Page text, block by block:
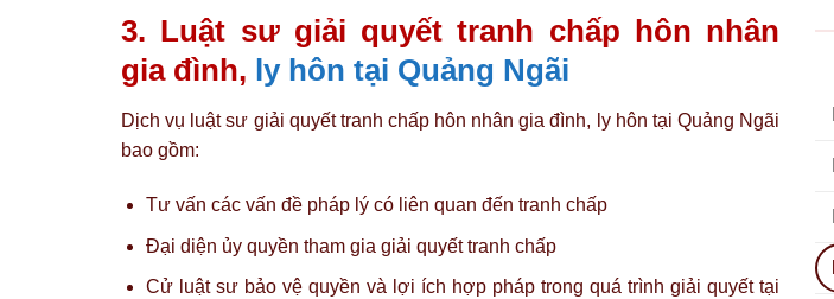
3. Luật sư giải quyết tranh chấp hôn nhân
gia đình, ly hôn tại Quảng Ngãi
Dịch vụ luật sư giải quyết tranh chấp hôn nhân gia đình, ly hôn tại Quảng Ngãi
bao gồm:
Tư vấn các vấn đề pháp lý có liên quan đến tranh chấp
Đại diện ủy quyền tham gia giải quyết tranh chấp
Cử luật sư bảo vệ quyền và lợi ích hợp pháp trong quá trình giải quyết tại